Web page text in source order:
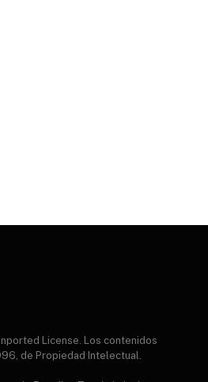
License. Los contenidos
de Propiedad Intelectual.